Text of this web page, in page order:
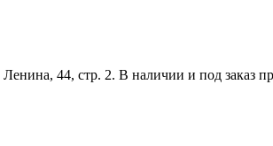
Ленина, 44, стр. 2. В наличии и под